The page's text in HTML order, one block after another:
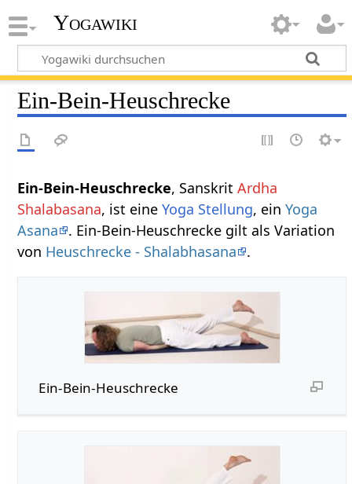
Yogawiki
Ein-Bein-Heuschrecke
Ein-Bein-Heuschrecke, SanskritArdha
Shalabasana, ist eineYoga Stellung, einYoga
Asana
. Ein-Bein-Heuschrecke gilt als Variation
von Heuschrecke - Shalabhasana .
Ein-Bein-Heuschrecke